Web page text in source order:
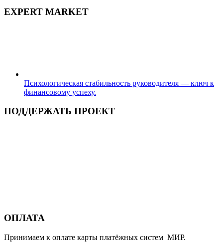
EXPERT MARKET
Психологическая стабильность руководителя — ключ к
финансовому успеху.
ПОДДЕРЖАТЬ ПРОЕКТ
ОПЛАТА
Принимаем к оплате карты платёжных систем МИР.